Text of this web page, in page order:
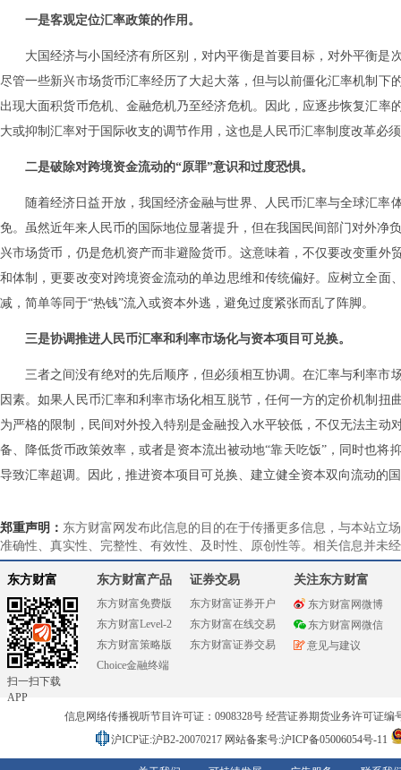
一是客观定位汇率政策的作用。
大国经济与小国经济有所区别，对内平衡是首要目标，对外平衡
尽管一些新兴市场货币汇率经历了大起大落，但与以前僵化汇率机制
出现大面积货币危机、金融危机乃至经济危机。因此，应逐步恢复汇
大或抑制汇率对于国际收支的调节作用，这也是人民币汇率制度改革必
二是破除对跨境资金流动的“原罪”意识和过度恐惧。
随着经济日益开放，我国经济金融与世界、人民币汇率与全球汇
免。虽然近年来人民币的国际地位显著提升，但在我国民间部门对外净
兴市场货币，仍是危机资产而非避险货币。这意味着，不仅要改变重
和体制，更要改变对跨境资金流动的单边思维和传统偏好。应树立全
减，简单等同于“热钱”流入或资本外逃，避免过度紧张而乱了阵脚。
三是协调推进人民币汇率和利率市场化与资本项目可兑换。
三者之间没有绝对的先后顺序，但必须相互协调。在汇率与利率
因素。如果人民币汇率和利率市场化相互脱节，任何一方的定价机制
为严格的限制，民间对外投入特别是金融投入水平较低，不仅无法主
备、降低货币政策效率，或者是资本流出被动地“靠天吃饭”，同时也
导致汇率超调。因此，推进资本项目可兑换、建立健全资本双向流动的
郑重声明： 东方财富网发布此信息的目的在于传播更多信息，与本站立
准确性、真实性、完整性、有效性、及时性、原创性等。相关信息并未
东方财富
扫一扫下载
APP
东方财富产品
东方财富免费版
东方财富Level-2
东方财富策略版
Choice金融终端
证券交易
东方财富证券开户
东方财富在线交易
东方财富证券交易
关注东方财富
东方财富网微博
东方财富网微信
意见与建议
信息网络传播视听节目许可证：0908328号 经营证券期货业务许可证编
沪ICP证:沪B2-20070217 网站备案号:沪ICP备05006054号-11